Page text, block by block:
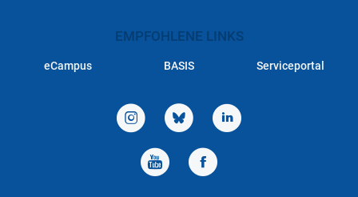
EMPFOHLENE LINKS
eCampus BASIS Serviceportal